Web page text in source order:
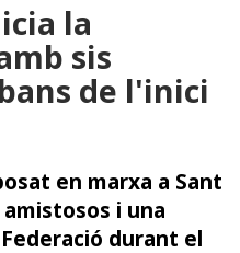
la
sis
de l'inici
en marxa a Sant
i una
durant el